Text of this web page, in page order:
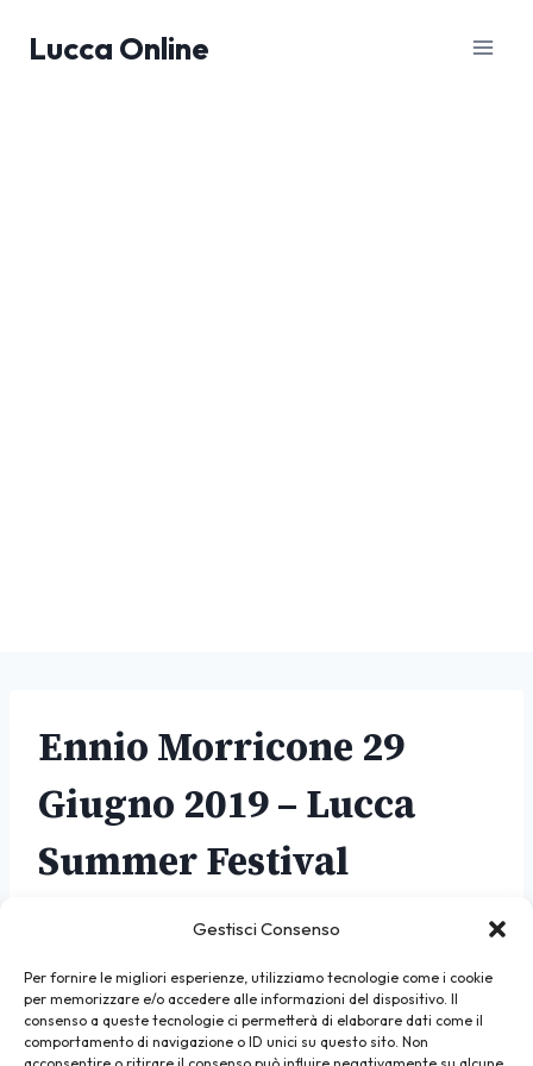
Gestisci Consenso
Per fornire le migliori esperienze, utilizziamo tecnologie come i cookie
per memorizzare e/o accedere alle informazioni del dispositivo. Il
consenso a queste tecnologie ci permetterà di elaborare dati come il
comportamento di navigazione o ID unici su questo sito. Non
Lucca Online
Ennio Morricone 29
Giugno 2019 – Lucca
Summer Festival
Evento Facebook